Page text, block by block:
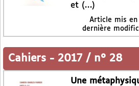
et (…)
Article mis en
dernière
Cahiers - 2017 / n° 28
Une